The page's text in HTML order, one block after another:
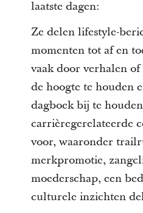
laatste dagen:
Ze delen lifestyle-
momenten tot af en
vaak door verhalen
de hoogte te houden
dagboek bij te
carrièregerelateerde
voor, waaronder
merkpromotie,
moederschap, een
culturele inzichten